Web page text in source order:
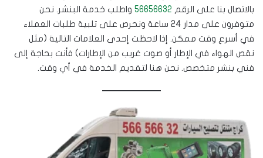
بالاتصال بنا على الرقم 56656632 واطلب خدمة البنشر. نحن
متوفرون على مدار 24 ساعة ونحرص على تلبية طلبات العملاء
في أسرع وقت ممكن. إذا لاحظت إحدى العلامات التالية (مثل
نقص الهواء في الإطار أو صوت غريب من الإطارات) فأنت بحاجة إلى
فني بنشر متخصص. نحن هنا لتقديم الخدمة في أي وقت.